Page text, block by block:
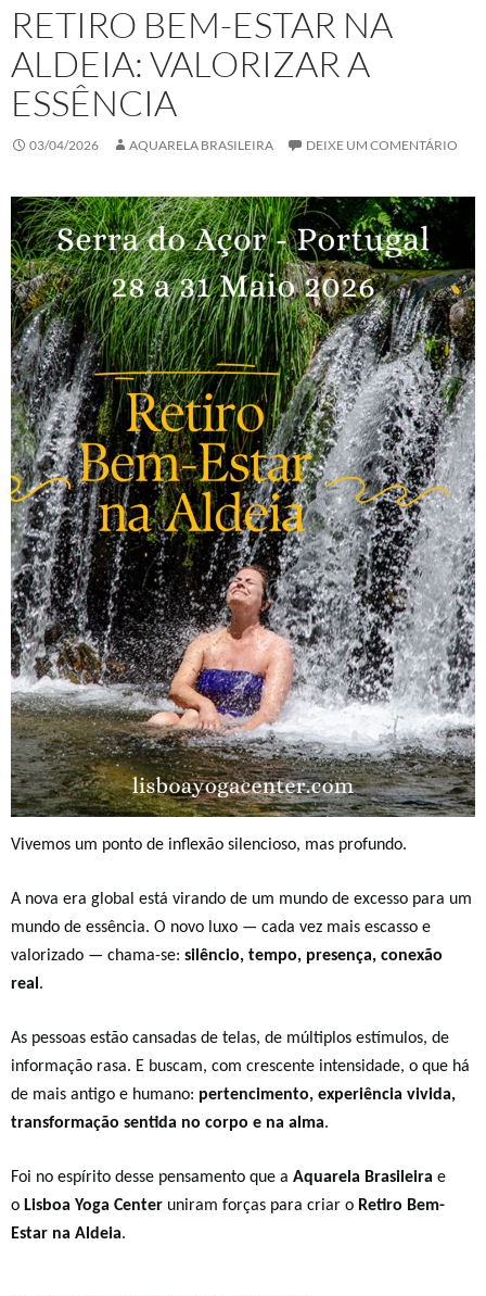
RETIRO BEM-ESTAR NA
ALDEIA: VALORIZAR A
ESSÊNCIA
03/04/2026 AQUARELA BRASILEIRA DEIXE UM COMENTÁRIO
Vivemos um ponto de inflexão silencioso, mas profundo.
A nova era global está virando de um mundo de excesso para um
mundo de essência. O novo luxo — cada vez mais escasso e
valorizado — chama-se: silêncio, tempo, presença, conexão
real .
As pessoas estão cansadas de telas, de múltiplos estímulos, de
informação rasa. E buscam, com crescente intensidade, o que há
de mais antigo e humano: pertencimento, experiência vivida,
transformação sentida no corpo e na alma.
Foi no espírito desse pensamento que a Aquarela Brasileira e
o Lisboa Yoga Center uniram forças para criar o Retiro Bem-
Estar na Aldeia.